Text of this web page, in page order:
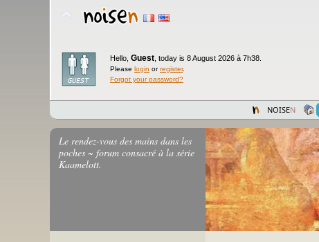
Hello, Guest today is 8 August 2026 à 7h38.
Please login orregister.
Forgot your password?
NOISEN
Le rendez-vous des mains dans les
poches ~ forum consacré à la série
Kaamelott.